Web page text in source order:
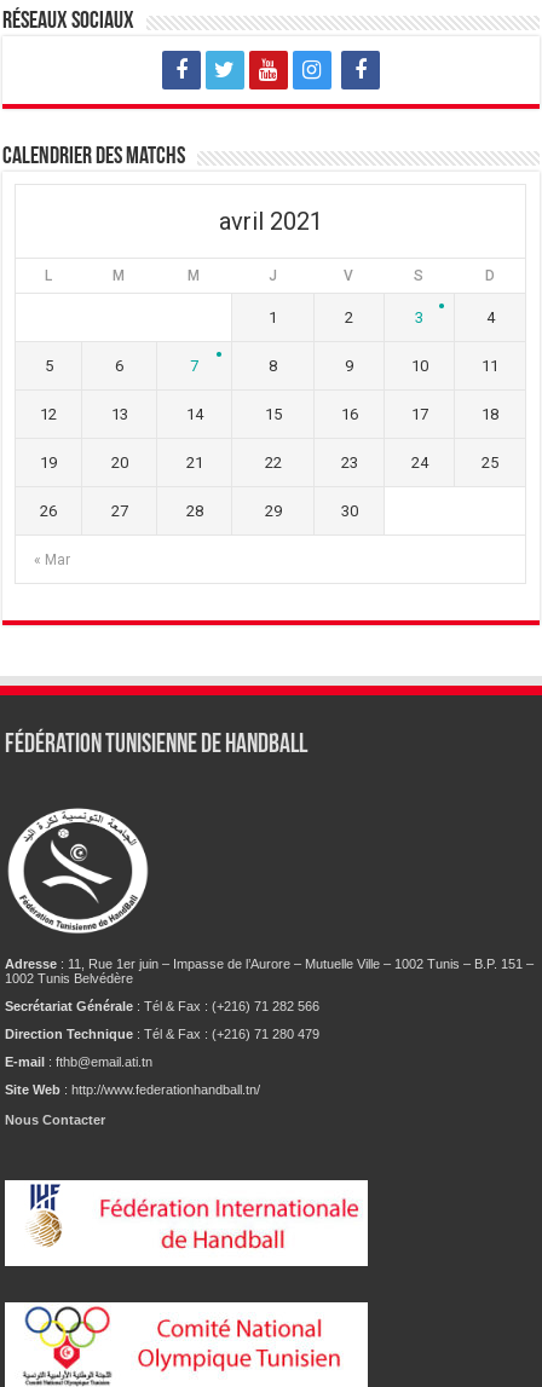
Réseaux sociaux
Calendrier des matchs
avril 2021
L M M J V S D
« Mar
1 2 3 4
5 6 7 8 9 10 11
12 13 14 15 16 17 18
19 20 21 22 23 24 25
26 27 28 29 30
Fédération tunisienne de Handball
Adresse : 11, Rue 1er juin – Impasse de l’Aurore – Mutuelle Ville – 1002 Tunis – B.P. 151 –
1002 Tunis Belvédère
Secrétariat Générale : Tél & Fax : (+216) 71 282 566
Direction Technique : Tél & Fax : (+216) 71 280 479
E-mail : fthb@email.ati.tn
Site Web : http://www.federationhandball.tn/
Nous Contacter